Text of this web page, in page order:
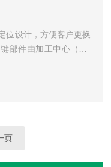
位设计，方便客户更换
部件由加工中心（CN
精加工，凸显高贵品
全性，不锈钢罩的拉深
页